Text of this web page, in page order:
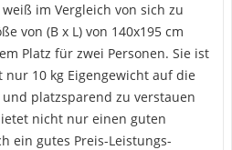
im Vergleich von sich zu
von (B x L) von 140x195 cm
Platz für zwei Personen. Sie ist
10 kg Eigengewicht auf die
platzsparend zu verstauen
nicht nur einen guten
ein gutes Preis-Leistungs-